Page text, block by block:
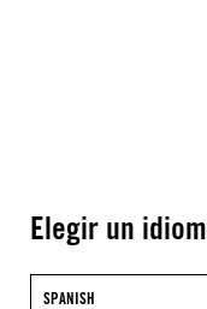
Elegir un
SPANISH